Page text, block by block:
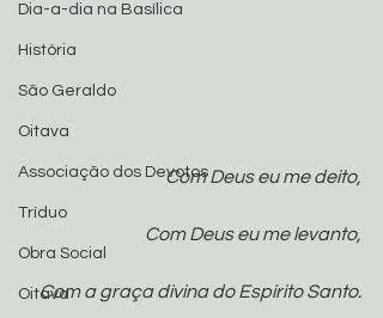
Dia-a-dia na Basílica
História
São Geraldo
Oitava
Associação dos Devotos
Tríduo
Obra Social
Oitava
Com Deus eu me deito,
Com Deus eu me levanto,
Com a graça divina do Espírito Santo.